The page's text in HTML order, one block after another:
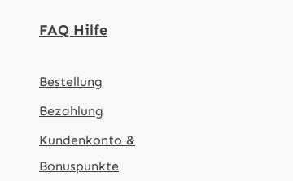
FAQ Hilfe
Bestellung
Bezahlung
Kundenkonto &
Bonuspunkte